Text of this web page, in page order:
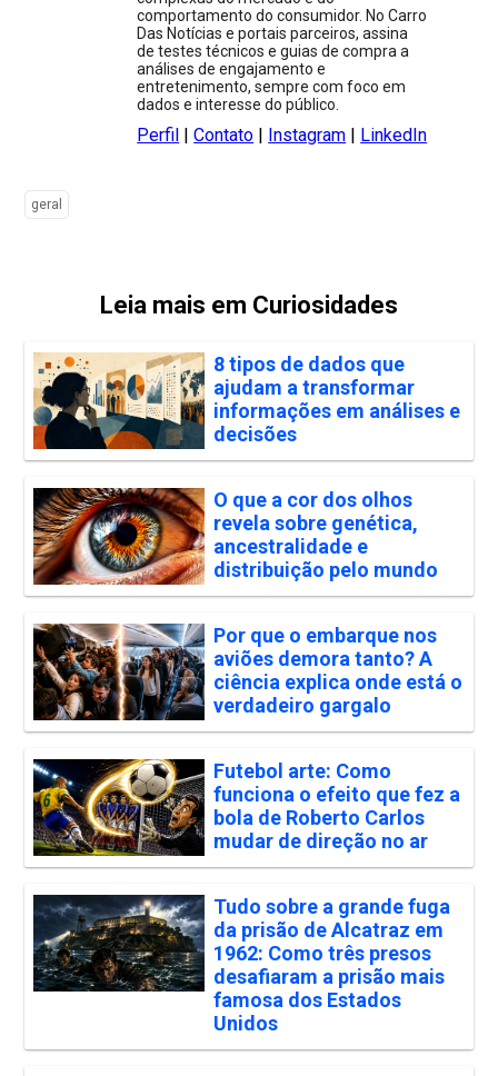
comportamento do consumidor. No Carro
Das Notícias e portais parceiros, assina
de testes técnicos e guias de compra a
análises de engajamento e
entretenimento, sempre com foco em
dados e interesse do público.
Perfil |Contato Instagram LinkedIn
geral
Leia mais em Curiosidades
8 tipos de dados que
ajudam a transformar
informações em análises e
decisões
O que a cor dos olhos
revela sobre genética,
ancestralidade e
distribuição pelo mundo
Por que o embarque nos
aviões demora tanto? A
ciência explica onde está o
verdadeiro gargalo
Futebol arte: Como
funciona o efeito que fez a
bola de Roberto Carlos
mudar de direção no ar
Tudo sobre a grande fuga
da prisão de Alcatraz em
1962: Como três presos
desafiaram a prisão mais
famosa dos Estados
Unidos